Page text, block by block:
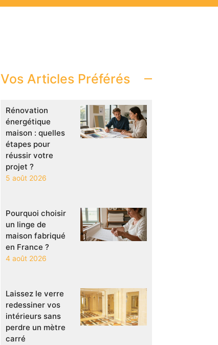
Vos Articles Préférés
Rénovation
énergétique
maison : quelles
étapes pour
réussir votre
projet ?
5 août 2026
Pourquoi choisir
un linge de
maison fabriqué
en France ?
4 août 2026
Laissez le verre
redessiner vos
intérieurs sans
perdre un mètre
carré